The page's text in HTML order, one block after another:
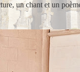
un chant et un